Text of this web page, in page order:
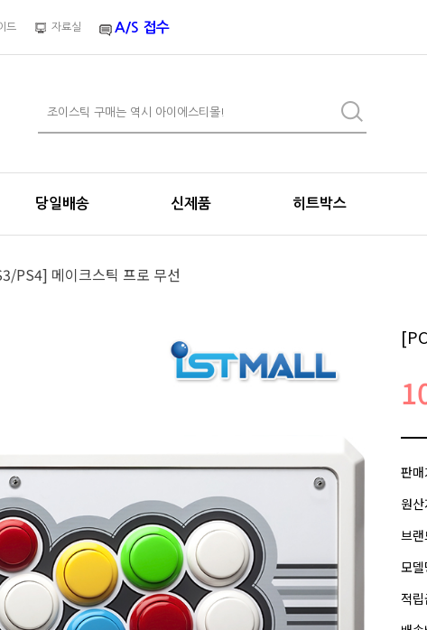
드 자료실 A/S 접수
당일배송 신제품 히트박스
PS4] 메이크스틱 프로 무선
판
원산
브
모델
적